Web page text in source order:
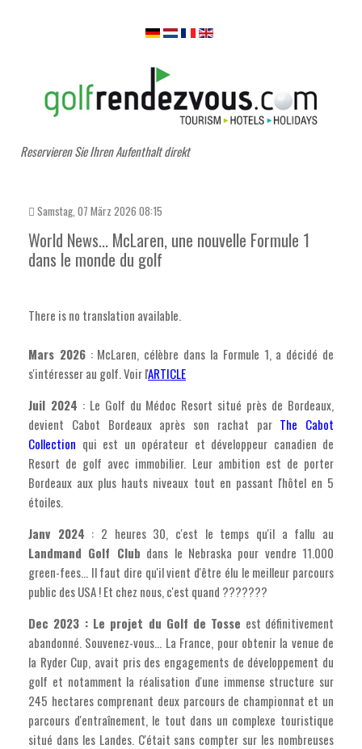
Reservieren Sie Ihren Aufenthalt direkt
Samstag, 07 März 2026 08:15
World News... McLaren, une nouvelle Formule 1
dans le monde du golf
There is no translation available.
Mars 2026: McLaren, célèbre dans la Formule 1, a décidé de
s'intéresser au golf. Voir l'ARTICLE
Juil 2024 : Le Golf du Médoc Resort situé près de Bordeaux,
devient Cabot Bordeaux après son rachat par The Cabot
Collection qui est un opérateur et développeur canadien de
Resort de golf avec immobilier. Leur ambition est de porter
Bordeaux aux plus hauts niveaux tout en passant l'hôtel en 5
étoiles.
Janv 2024 : 2 heures 30, c'est le temps qu'il a fallu au
Landmand Golf Club dans le Nebraska pour vendre 11.000
green-fees... Il faut dire qu'il vient d'être élu le meilleur parcours
public des USA ! Et chez nous, c'est quand ???????
Dec 2023 : Le projet du Golf de Tosse est définitivement
abandonné. Souvenez-vous... La France, pour obtenir la venue de
la Ryder Cup, avait pris des engagements de développement du
golf et notamment la réalisation d'une immense structure sur
245 hectares comprenant deux parcours de championnat et un
parcours d'entraînement, le tout dans un complexe touristique
situé dans les Landes. C'était sans compter sur les nombreuses